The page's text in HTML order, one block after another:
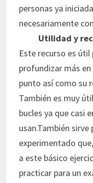
personas ya
necesariamente
Utilidad y
Este recurso es
profundizar más
punto así como su
También es muy
bucles ya que casi
usan.También
experimentado
a este básico
practicar para un